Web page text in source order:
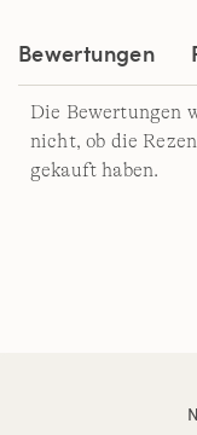
Bewertungen
Die Bewertungen
nicht, ob die
gekauft haben.